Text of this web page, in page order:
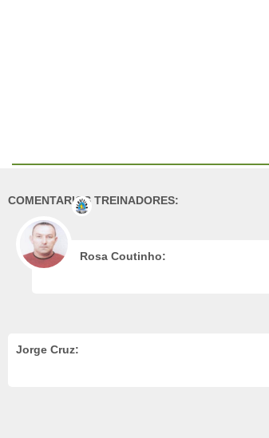
COMENTARIOS TREINADORES:
Rosa Coutinho:
Jorge Cruz: